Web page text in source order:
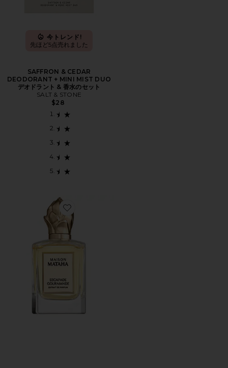
今トレンド!
先ほど5点売れました
SAFFRON & CEDAR
DEODORANT + MINI MIST DUO
デオドラント & 香水のセット
SALT & STONE
$28
Favorite ESCAPADE GOURMANDE オードパルファム